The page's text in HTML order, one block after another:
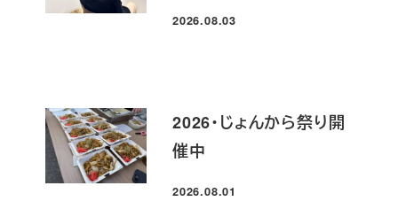
投稿日
2026.08.03
2026・じょんから祭り開
催中
投稿日
2026.08.01